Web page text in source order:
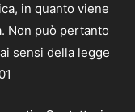
in quanto viene
Non può pertanto
sensi della legge